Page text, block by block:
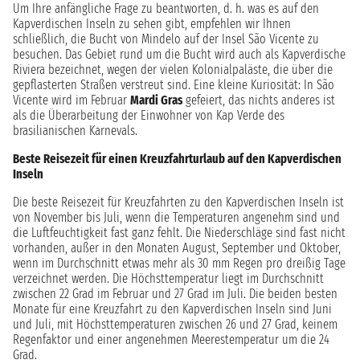
Um Ihre anfängliche Frage zu beantworten, d. h. was es auf den
Kapverdischen Inseln zu sehen gibt, empfehlen wir Ihnen
schließlich, die Bucht von Mindelo auf der Insel São Vicente zu
besuchen. Das Gebiet rund um die Bucht wird auch als Kapverdische
Riviera bezeichnet, wegen der vielen Kolonialpaläste, die über die
gepflasterten Straßen verstreut sind. Eine kleine Kuriosität: In São
Vicente wird im Februar Mardi Grasgefeiert, das nichts anderes ist
als die Überarbeitung der Einwohner von Kap Verde des
brasilianischen Karnevals.
Beste Reisezeit für einen Kreuzfahrturlaub auf den Kapverdischen
Inseln
Die beste Reisezeit für Kreuzfahrten zu den Kapverdischen Inseln ist
von November bis Juli, wenn die Temperaturen angenehm sind und
die Luftfeuchtigkeit fast ganz fehlt. Die Niederschläge sind fast nicht
vorhanden, außer in den Monaten August, September und Oktober,
wenn im Durchschnitt etwas mehr als 30 mm Regen pro dreißig Tage
verzeichnet werden. Die Höchsttemperatur liegt im Durchschnitt
zwischen 22 Grad im Februar und 27 Grad im Juli. Die beiden besten
Monate für eine Kreuzfahrt zu den Kapverdischen Inseln sind Juni
und Juli, mit Höchsttemperaturen zwischen 26 und 27 Grad, keinem
Regenfaktor und einer angenehmen Meerestemperatur um die 24
Grad.